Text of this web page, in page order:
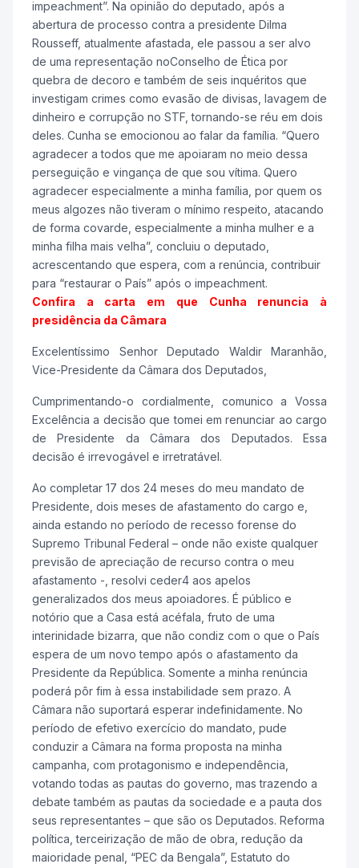
impeachment”. Na opinião do deputado, após a
abertura de processo contra a presidente Dilma
Rousseff, atualmente afastada, ele passou a ser alvo
de uma representação noConselho de Ética por
quebra de decoro e também de seis inquéritos que
investigam crimes como evasão de divisas, lavagem de
dinheiro e corrupção no STF, tornando-se réu em dois
deles. Cunha se emocionou ao falar da família. “Quero
agradecer a todos que me apoiaram no meio dessa
perseguição e vingança de que sou vítima. Quero
agradecer especialmente a minha família, por quem os
meus algozes não tiveram o mínimo respeito, atacando
de forma covarde, especialmente a minha mulher e a
minha filha mais velha”, concluiu o deputado,
acrescentando que espera, com a renúncia, contribuir
para “restaurar o País” após o impeachment.
Confira a carta em que Cunha renuncia à
presidência da Câmara
Excelentíssimo Senhor Deputado Waldir Maranhão,
Vice-Presidente da Câmara dos Deputados,
Cumprimentando-o cordialmente, comunico a Vossa
Excelência a decisão que tomei em renunciar ao cargo
de Presidente da Câmara dos Deputados. Essa
decisão é irrevogável e irretratável.
Ao completar 17 dos 24 meses do meu mandato de
Presidente, dois meses de afastamento do cargo e,
ainda estando no período de recesso forense do
Supremo Tribunal Federal – onde não existe qualquer
previsão de apreciação de recurso contra o meu
afastamento -, resolvi ceder4 aos apelos
generalizados dos meus apoiadores. É público e
notório que a Casa está acéfala, fruto de uma
interinidade bizarra, que não condiz com o que o País
espera de um novo tempo após o afastamento da
Presidente da República. Somente a minha renúncia
poderá pôr fim à essa instabilidade sem prazo. A
Câmara não suportará esperar indefinidamente. No
período de efetivo exercício do mandato, pude
conduzir a Câmara na forma proposta na minha
campanha, com protagonismo e independência,
votando todas as pautas do governo, mas trazendo a
debate também as pautas da sociedade e a pauta dos
seus representantes – que são os Deputados. Reforma
política, terceirização de mão de obra, redução da
maioridade penal, “PEC da Bengala”, Estatuto do